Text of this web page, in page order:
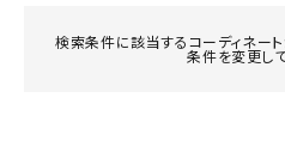
検索条件に該当するコーディネー
条件を変更し